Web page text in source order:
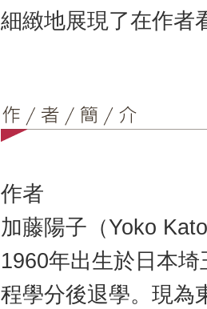
細緻地展現了在作者
作者
加藤陽子（Yoko
1960年出生於日本
程學分後退學。現為